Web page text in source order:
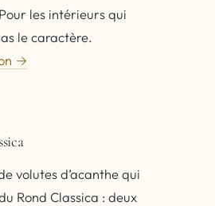
les intérieurs qui
le caractère.
→
volutes d’acanthe qui
Rond Classica : deux